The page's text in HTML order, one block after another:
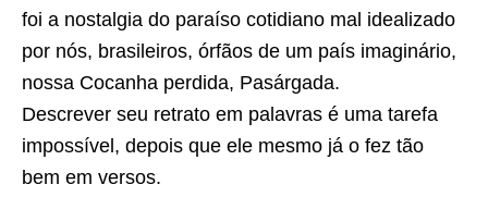
foi a nostalgia do paraíso cotidiano mal idealizado
por nós, brasileiros, órfãos de um país imaginário,
nossa Cocanha perdida, Pasárgada.
Descrever seu retrato em palavras é uma tarefa
impossível, depois que ele mesmo já o fez tão
bem em versos.